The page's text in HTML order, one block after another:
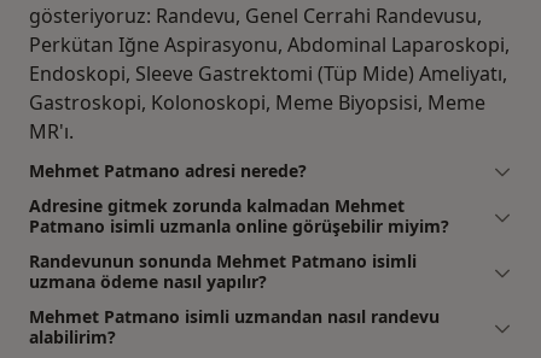
gösteriyoruz: Randevu, Genel Cerrahi Randevusu,
Perkütan Iğne Aspirasyonu, Abdominal Laparoskopi,
Endoskopi, Sleeve Gastrektomi (Tüp Mide) Ameliyatı,
Gastroskopi, Kolonoskopi, Meme Biyopsisi, Meme
MR'ı.
Mehmet Patmano adresi nerede?
Adresine gitmek zorunda kalmadan Mehmet
Patmano isimli uzmanla online görüşebilir miyim?
Randevunun sonunda Mehmet Patmano isimli
uzmana ödeme nasıl yapılır?
Mehmet Patmano isimli uzmandan nasıl randevu
alabilirim?